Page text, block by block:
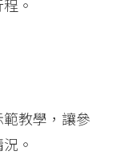
。
教學，讓參
。